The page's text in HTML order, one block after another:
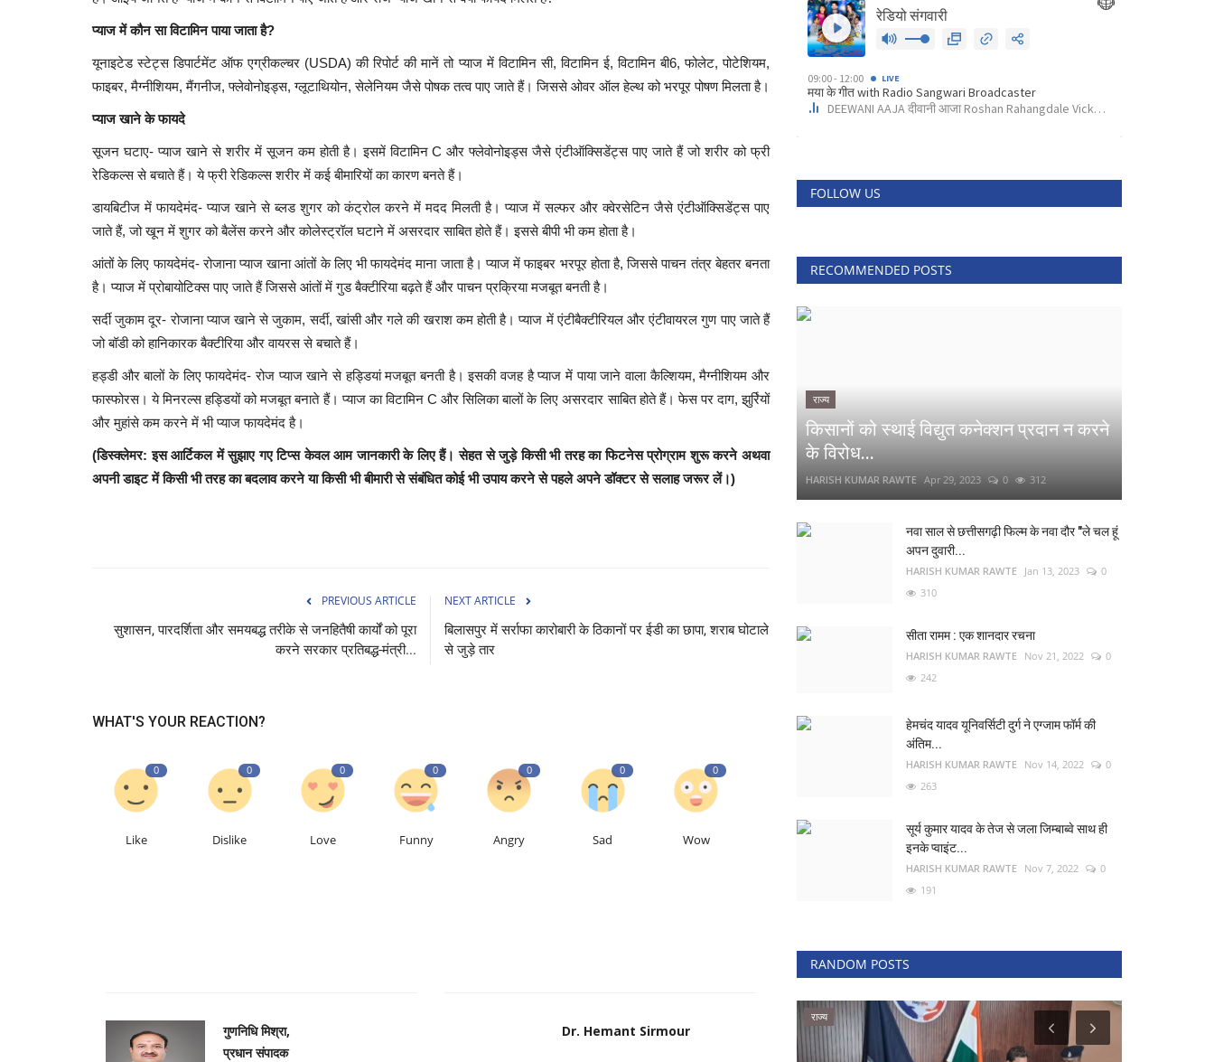
प्याज में कौन सा विटामिन पाया जाता है?
यूनाइटेड स्टेट्स डिपार्टमेंट ऑफ एग्रीकल्चर (USDA) की रिपोर्ट की मानें तो प्याज में विटामिन सी, विटामिन ई, विटामिन बी6, फोलेट, पोटेशियम,
फाइबर, मैग्नीशियम, मैंगनीज, फ्लेवोनोइड्स, ग्लूटाथियोन, सेलेनियम जैसे पोषक तत्व पाए जाते हैं। जिससे ओवर ऑल हेल्थ को भरपूर पोषण मिलता है।
प्याज खाने के फायदे
सूजन घटाए- प्याज खाने से शरीर में सूजन कम होती है। इसमें विटामिन C और फ्लेवोनोइड्स जैसे एंटीऑक्सिडेंट्स पाए जाते हैं जो शरीर को फ्री
रेडिकल्स से बचाते हैं। ये फ्री रेडिकल्स शरीर में कई बीमारियों का कारण बनते हैं।
डायबिटीज में फायदेमंद- प्याज खाने से ब्लड शुगर को कंट्रोल करने में मदद मिलती है। प्याज में सल्फर और क्वेरसेटिन जैसे एंटीऑक्सिडेंट्स पाए
जाते हैं, जो खून में शुगर को बैलेंस करने और कोलेस्ट्रॉल घटाने में असरदार साबित होते हैं। इससे बीपी भी कम होता है।
आंतों के लिए फायदेमंद- रोजाना प्याज खाना आंतों के लिए भी फायदेमंद माना जाता है। प्याज में फाइबर भरपूर होता है, जिससे पाचन तंत्र बेहतर बनता
है। प्याज में प्रोबायोटिक्स पाए जाते हैं जिससे आंतों में गुड बैक्टीरिया बढ़ते हैं और पाचन प्रक्रिया मजबूत बनती है।
सर्दी जुकाम दूर- रोजाना प्याज खाने से जुकाम, सर्दी, खांसी और गले की खराश कम होती है। प्याज में एंटीबैक्टीरियल और एंटीवायरल गुण पाए जाते हैं
जो बॉडी को हानिकारक बैक्टीरिया और वायरस से बचाते हैं।
हड्डी और बालों के लिए फायदेमंद- रोज प्याज खाने से हड्डियां मजबूत बनती है। इसकी वजह है प्याज में पाया जाने वाला कैल्शियम, मैग्नीशियम और
फास्फोरस। ये मिनरल्स हड्डियों को मजबूत बनाते हैं। प्याज का विटामिन C और सिलिका बालों के लिए असरदार साबित होते हैं। फेस पर दाग, झुर्रियों
और मुहांसे कम करने में भी प्याज फायदेमंद है।
(डिस्क्लेमर: इस आर्टिकल में सुझाए गए टिप्स केवल आम जानकारी के लिए हैं। सेहत से जुड़े किसी भी तरह का फिटनेस प्रोग्राम शुरू करने अथवा
अपनी डाइट में किसी भी तरह का बदलाव करने या किसी भी बीमारी से संबंधित कोई भी उपाय करने से पहले अपने डॉक्टर से सलाह जरूर लें।)
PREVIOUS ARTICLE
सुशासन, पारदर्शिता और समयबद्ध तरीके से जनहितैषी कार्यों को पूरा
करने सरकार प्रतिबद्ध-मंत्री...
NEXT ARTICLE
बिलासपुर में सर्राफा कारोबारी के ठिकानों पर ईडी का छापा, शराब घोटाले
से जुड़े तार
WHAT'S YOUR REACTION?
0
Like
0
Dislike
0
Love
0
Funny
0
Angry
0
Sad
0
Wow
गुणनिधि मिश्रा,
प्रधान संपादक
Dr. Hemant Sirmour
FOLLOW US
RECOMMENDED POSTS
राज्य
किसानों को स्थाई विद्युत कनेक्शन प्रदान न करने
के विरोध...
HARISH KUMAR RAWTE Apr 29, 2023 0 312
नवा साल से छत्तीसगढ़ी फिल्म के नवा दौर "ले चल हूं
अपन दुवारी...
HARISH KUMAR RAWTE Jan 13, 2023
0
310
सीता रामम : एक शानदार रचना
HARISH KUMAR RAWTE Nov 21, 2022
0
242
हेमचंद यादव यूनिवर्सिटी दुर्ग ने एग्जाम फॉर्म की
अंतिम...
HARISH KUMAR RAWTE Nov 14, 2022
0
263
सूर्य कुमार यादव के तेज से जला जिम्बाब्वे साथ ही
इनके प्वाइंट...
HARISH KUMAR RAWTE Nov 7, 2022
0
191
RANDOM POSTS
राज्य